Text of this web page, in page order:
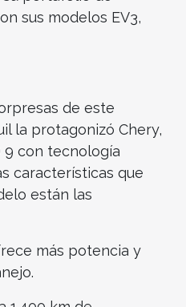
sus modelos EV3,
de este
la protagonizó Chery,
9 con tecnología
características que
están las
más potencia y